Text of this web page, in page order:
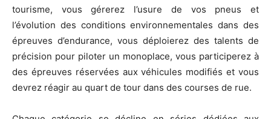
tourisme, vous gérerez l’usure de vos pneus et
l’évolution des conditions environnementales dans des
épreuves d’endurance, vous déploierez des talents de
précision pour piloter un monoplace, vous participerez à
des épreuves réservées aux véhicules modifiés et vous
devrez réagir au quart de tour dans des courses de rue.